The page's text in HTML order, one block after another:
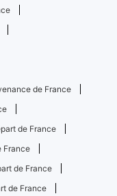
de France
de France
France
de France
de France